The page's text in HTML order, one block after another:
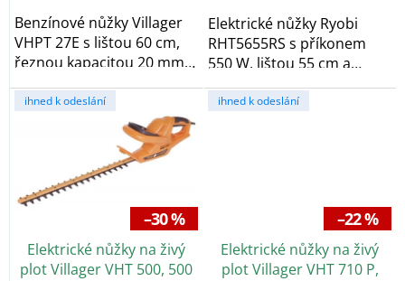
Benzínové nůžky Villager
VHPT 27E s lištou 60 cm,
řeznou kapacitou 20 mm a
Elektrické nůžky Ryobi
RHT5655RS s příkonem
550 W, lištou 55 cm a
řeznou kapacitou 26...
ihned k odeslání
–30 %
Elektrické nůžky na živý
plot Villager VHT 500, 500
ihned k odeslání
–22 %
Elektrické nůžky na živý
plot Villager VHT 710 P,